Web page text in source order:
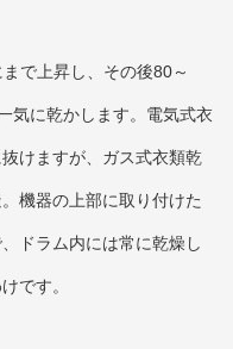
で上昇し、その後80～
気に乾かします。電気式衣
けますが、ガス式衣類乾
機器の上部に取り付けた
ドラム内には常に乾燥し
です。